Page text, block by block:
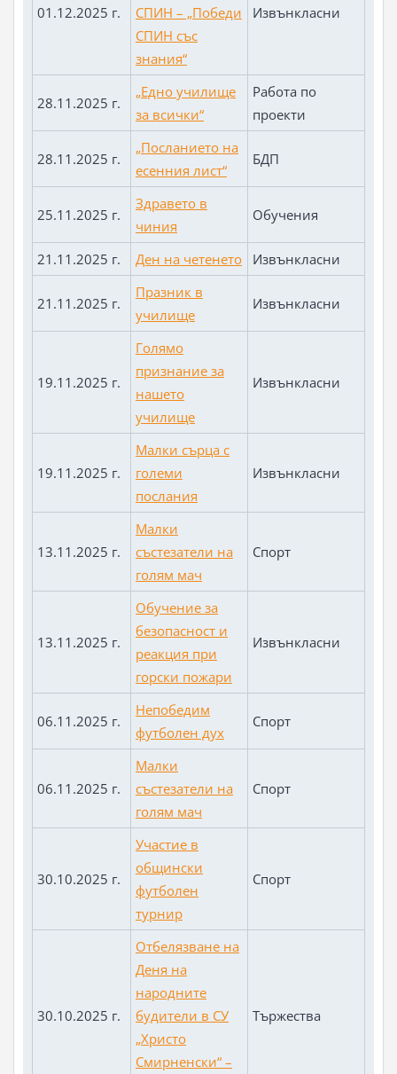
01.12.2025 г.
СПИН – „Победи
СПИН със
знания“
Извънкласни
28.11.2025 г.
„Едно училище
за всички“
Работа по
проекти
28.11.2025 г.
„Посланието на
есенния лист“
БДП
25.11.2025 г.
Здравето в
чиния
Обучения
21.11.2025 г. Ден на четенето Извънкласни
21.11.2025 г.
Празник в
училище
Извънкласни
19.11.2025 г.
Голямо
признание за
нашето
училище
Извънкласни
19.11.2025 г.
Малки сърца с
големи
послания
Извънкласни
13.11.2025 г.
Малки
състезатели на
голям мач
Спорт
13.11.2025 г.
Обучение за
безопасност и
реакция при
горски пожари
Извънкласни
06.11.2025 г.
Непобедим
футболен дух
Спорт
06.11.2025 г.
Малки
състезатели на
голям мач
Спорт
30.10.2025 г.
Участие в
общински
футболен
турнир
Спорт
30.10.2025 г.
Отбелязване на
Деня на
народните
будители в СУ
„Христо
Смирненски“ –
Тържества